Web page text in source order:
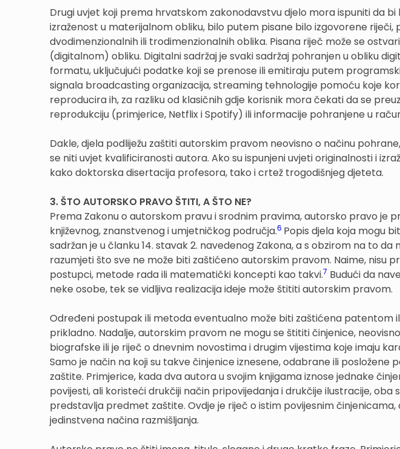
Drugi uvjet koji prema hrvatskom zakonodavstvu djelo mora ispuniti da
izraženost u materijalnom obliku, bilo putem pisane bilo izgovorene
dvodimenzionalnih ili trodimenzionalnih oblika. Pisana riječ može se
(digitalnom) obliku. Digitalni sadržaj je svaki sadržaj pohranjen u obliku
formatu, uključujući podatke koji se prenose ili emitiraju putem
signala broadcasting organizacija, streaming tehnologije pomoću koje
reproducira ih, za razliku od klasičnih gdje korisnik mora čekati da se
reprodukciju (primjerice, Netflix i Spotify) ili informacije pohranjene u
Dakle, djela podliježu zaštiti autorskim pravom neovisno o načinu
se niti uvjet kvalificiranosti autora. Ako su ispunjeni uvjeti originalnosti i
kako doktorska disertacija profesora, tako i crtež trogodišnjeg djeteta.
3. ŠTO AUTORSKO PRAVO ŠTITI, A ŠTO NE?
Prema Zakonu o autorskom pravu i srodnim pravima, autorsko pravo je
književnog, znanstvenog i umjetničkog područja.6 Popis djela koja mogu
sadržan je u članku 14. stavak 2. navedenog Zakona, a s obzirom na to da
razumjeti što sve ne može biti zaštićeno autorskim pravom. Naime, nisu
postupci, metode rada ili matematički koncepti kao takvi.7 Budući da
neke osobe, tek se vidljiva realizacija ideje može štititi autorskim pravom.
Određeni postupak ili metoda eventualno može biti zaštićena patentom
prikladno. Nadalje, autorskim pravom ne mogu se štititi činjenice,
biografske ili je riječ o dnevnim novostima i drugim vijestima koje imaju
Samo je način na koji su takve činjenice iznesene, odabrane ili
zaštite. Primjerice, kada dva autora u svojim knjigama iznose jednake
povijesti, ali koristeći drukčiji način pripovijedanja i drukčije ilustracije, oba
predstavlja predmet zaštite. Ovdje je riječ o istim povijesnim
jedinstvena načina razmišljanja.